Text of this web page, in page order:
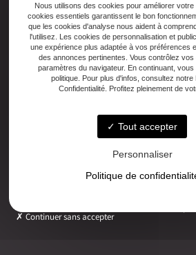
Adresse
2ter Cour Xavier Moreau, 33720
Téléphone
05 56 27 26 08
Email
ludovic.chiarami@geometre-
Lundi - Vendredi : 08:30–12:30 /
Nous utilisons des cookies pour améliorer
cookies essentiels garantissent le bon
que les cookies d'analyse nous aident à
l'utilisez. Les cookies de personnalisation et
une expérience plus adaptée à vos préférences
des annonces pertinentes. Vous contrôlez vos
paramètres du navigateur. En continuant,
politique. Pour plus d'infos, consultez notre
Confidentialité. Profitez pleinement de
Tout accepter
Personnaliser
Politique de
Continuer sans accepter